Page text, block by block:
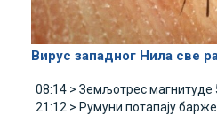
Вирус западног Нила све
08:14 > Земљотрес магнитуде
21:12 > Румуни потапају